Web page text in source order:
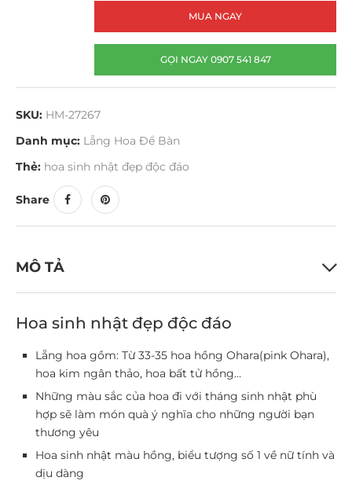
MUA NGAY
GỌI NGAY 0907 541 847
SKU: HM-27267
Danh mục: Lẵng Hoa Để Bàn
Thẻ: hoa sinh nhật đẹp độc đáo
Share
MÔ TẢ
Hoa sinh nhật đẹp độc đáo
Lẵng hoa gồm: Từ 33-35 hoa hồng Ohara(pink Ohara),
hoa kim ngân thảo, hoa bất tử hồng…
Những màu sắc của hoa đi với tháng sinh nhật phù
hợp sẽ làm món quà ý nghĩa cho những người bạn
thương yêu
Hoa sinh nhật màu hồng, biểu tượng số 1 về nữ tính và
dịu dàng